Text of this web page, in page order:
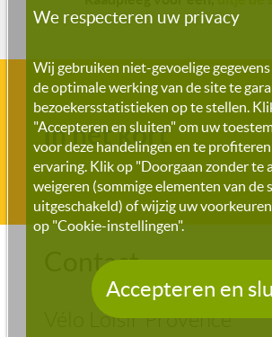
In het kort
Contact
Vélo Loisir Provence
We respecteren uw privacy
Wij gebruiken niet-gevoelige
de optimale werking van de site te
bezoekersstatistieken op te stellen.
"Accepteren en sluiten" om uw
voor deze handelingen en te
ervaring. Klik op "Doorgaan zonder te
weigeren (sommige elementen van de
uitgeschakeld) of wijzig uw
op "Cookie-instellingen".
Accepteren en